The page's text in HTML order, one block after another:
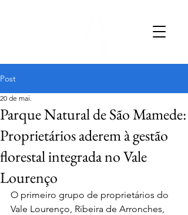
Post
Parque Natural de São Mamede:
Proprietários aderem à gestão
florestal integrada no Vale
Lourenço
20 de mai.
O primeiro grupo de proprietários do
Vale Lourenço, Ribeira de Arronches,